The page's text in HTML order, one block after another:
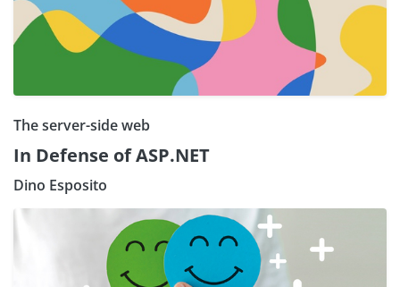
The server-side web
In Defense of ASP.NET
Dino Esposito